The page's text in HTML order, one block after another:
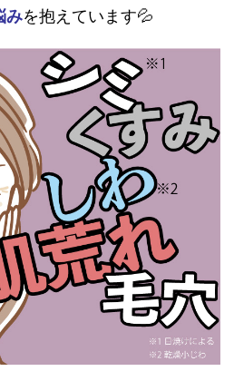
みを抱えています💦